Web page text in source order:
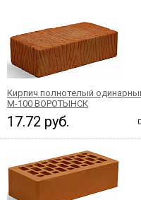
Кирпич полнотелый
М-100 ВОРОТЫНСК
17.72 руб.